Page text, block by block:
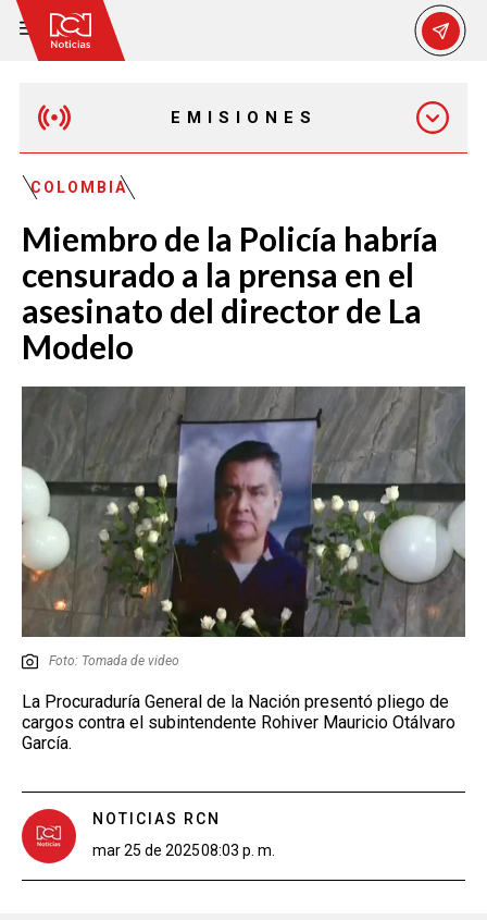
EMISIONES
EMISIÓN 7:00 PM
COLOMBIA
Miembro de la Policía habría
censurado a la prensa en el
asesinato del director de La
Modelo
Foto: Tomada de video
La Procuraduría General de la Nación presentó pliego de
cargos contra el subintendente Rohiver Mauricio Otálvaro
García.
NOTICIAS RCN
mar 25 de 202508:03 p. m.